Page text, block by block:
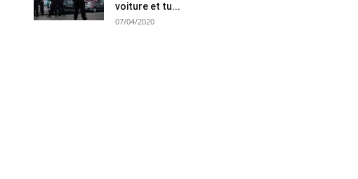
voiture et tu...
07/04/2020